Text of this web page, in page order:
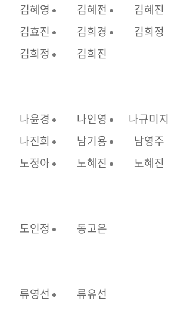
김혜영 김혜전
김혜진
김효진 김희경
김희정
김희정 김희진
나윤경 나인영
나규미지
나진희 남기용
남영주
노정아 노혜진 노혜진
도인정 동고은
류영선 류유선